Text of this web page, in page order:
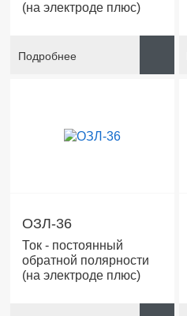
(на электроде плюс)
Подробнее
ОЗЛ-36
Ток - постоянный
обратной полярности
(на электроде плюс)